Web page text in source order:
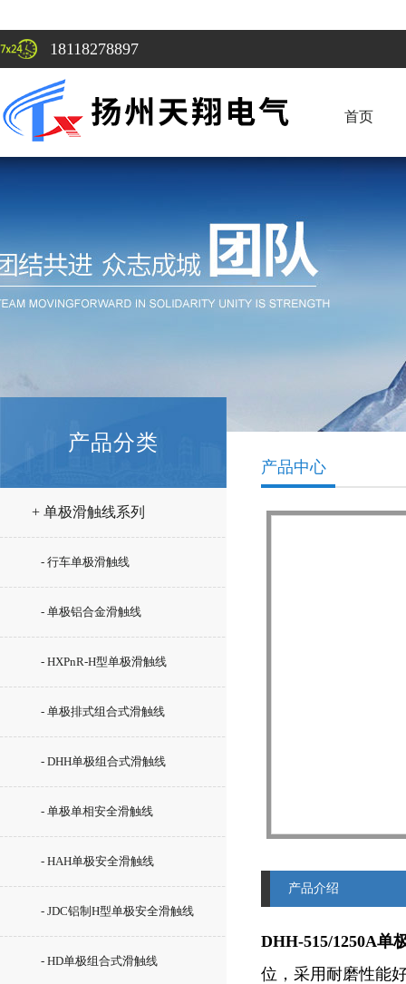
18118278897
首页
产品分类
+ 单极滑触线系列
- 行车单极滑触线
- 单极铝合金滑触线
- HXPnR-H型单极滑触线
- 单极排式组合式滑触线
- DHH单极组合式滑触线
- 单极单相安全滑触线
- HAH单极安全滑触线
- JDC铝制H型单极安全滑触线
- HD单极组合式滑触线
产品中心
产品介绍
DHH-515/1250A单
位，采用耐磨性能